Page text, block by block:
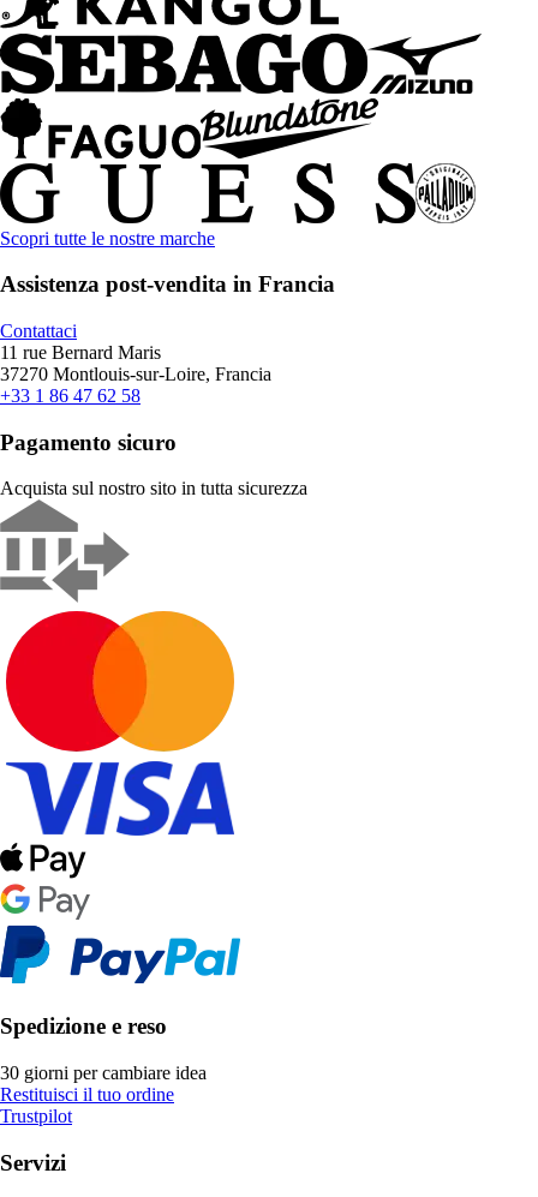
Scopri tutte le nostre marche
Assistenza post-vendita in Francia
Contattaci
11 rue Bernard Maris
37270 Montlouis-sur-Loire, Francia
+33 1 86 47 62 58
Pagamento sicuro
Acquista sul nostro sito in tutta sicurezza
Spedizione e reso
30 giorni per cambiare idea
Restituisci il tuo ordine
Trustpilot
Servizi